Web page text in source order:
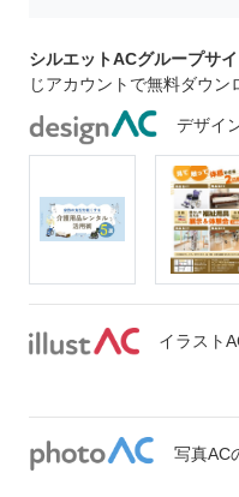
シルエットACグループサ
じアカウントで無料ダウン
デザイ
イラスト
写真AC